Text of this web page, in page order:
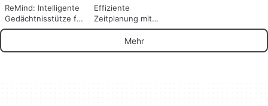
ReMind: Intelligente
Gedächtnisstütze für
digitale Aktivitäten
Effiziente
Zeitplanung mit
Clockwise
Mehr